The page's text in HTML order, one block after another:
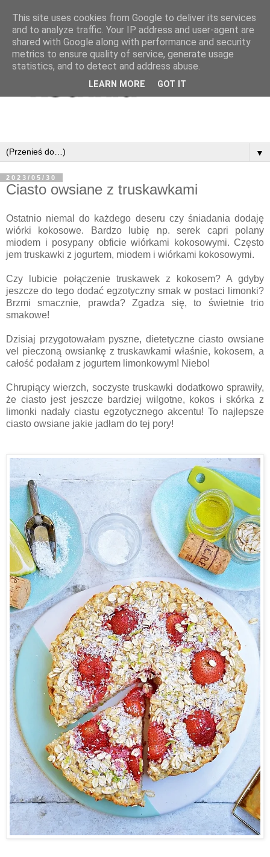
▼
2023/05/30
Ciasto owsiane z truskawkami
Ostatnio niemal do każdego deseru czy śniadania dodaję
wiórki kokosowe. Bardzo lubię np. serek capri polany
miodem i posypany obficie wiórkami kokosowymi. Często
jem truskawki z jogurtem, miodem i wiórkami kokosowymi.
Czy lubicie połączenie truskawek z kokosem? A gdyby
jeszcze do tego dodać egzotyczny smak w postaci limonki?
Brzmi smacznie, prawda? Zgadza się, to świetnie trio
smakowe!
Dzisiaj przygotowałam pyszne, dietetyczne ciasto owsiane
vel pieczoną owsiankę z truskawkami właśnie, kokosem, a
całość podałam z jogurtem limonkowym! Niebo!
Chrupiący wierzch, soczyste truskawki dodatkowo sprawiły,
że ciasto jest jeszcze bardziej wilgotne, kokos i skórka z
limonki nadały ciastu egzotycznego akcentu! To najlepsze
ciasto owsiane jakie jadłam do tej pory!
This site uses cookies from Google to deliver its services
and to analyze traffic. Your IP address and user-agent are
shared with Google along with performance and security
metrics to ensure quality of service, generate usage
statistics, and to detect and address abuse.
LEARN MORE GOT IT